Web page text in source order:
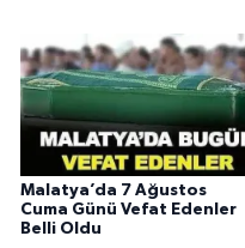
Malatya’da 7 Ağustos
Cuma Günü Vefat Edenler
Belli Oldu